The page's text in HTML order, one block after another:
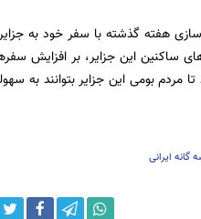
هفته گذشته با سفر خود به
ساکنین این جزایر، بر افزایش
تا مردم بومی این جزایر بتوانند به
گانه ایرانی